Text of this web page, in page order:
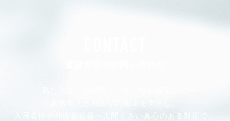
入居者様や仲介会社様へ人間くさい真心のある対応で、